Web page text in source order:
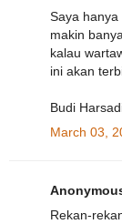
Saya
makin
kalau
ini akan
Budi
March 03,
Rekan-